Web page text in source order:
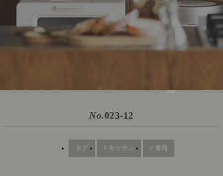
No.023-12
タグ # キッチン # 食器